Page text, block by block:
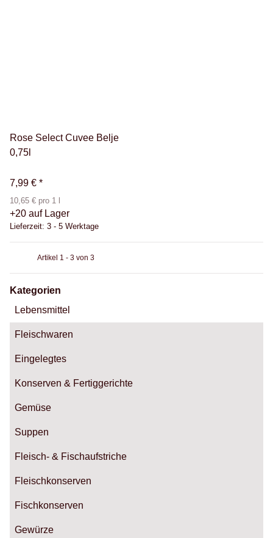
Rose Select Cuvee Belje
0,75l
7,99 € *
10,65 € pro 1 l
+20 auf Lager
Lieferzeit: 3 - 5 Werktage
Artikel 1 - 3 von 3
Kategorien
Lebensmittel
Fleischwaren
Eingelegtes
Konserven & Fertiggerichte
Gemüse
Suppen
Fleisch- & Fischaufstriche
Fleischkonserven
Fischkonserven
Gewürze